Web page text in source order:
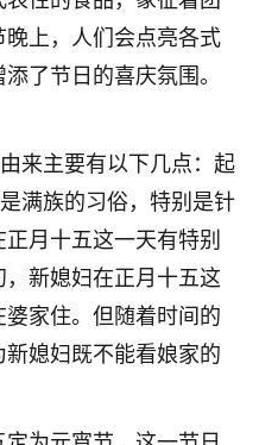
上，人们会点亮各式
了节日的喜庆氛围。
来主要有以下几点：起
满族的习俗，特别是针
月十五这一天有特别
新媳妇在正月十五这
家住。但随着时间的
媳妇既不能看娘家的
15
给我奶奶做超度，她今年
年离世，刚开始我经常
朋友介绍，找到慧来老
做梦再也没有梦到过
的，图个心安，给亡母
信也不行。